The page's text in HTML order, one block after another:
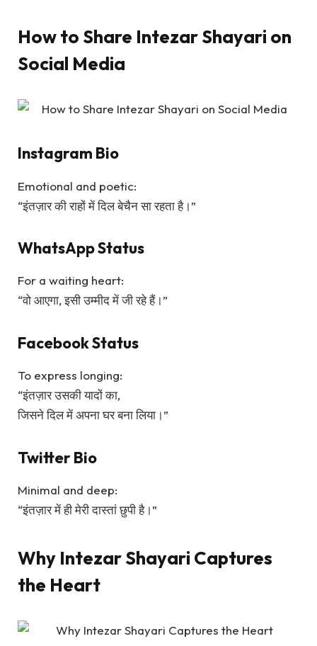
How to Share Intezar Shayari on
Social Media
Instagram Bio
Emotional and poetic:
“इंतज़ार की राहों में दिल बेचैन सा रहता है।”
WhatsApp Status
For a waiting heart:
“वो आएगा, इसी उम्मीद में जी रहे हैं।”
Facebook Status
To express longing:
“इंतज़ार उसकी यादों का,
जिसने दिल में अपना घर बना लिया।”
Twitter Bio
Minimal and deep:
“इंतज़ार में ही मेरी दास्तां छुपी है।”
Why Intezar Shayari Captures
the Heart